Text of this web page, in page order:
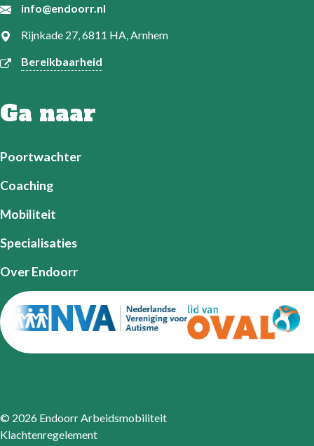
info@endoorr.nl
Rijnkade 27, 6811 HA, Arnhem
Bereikbaarheid
Ga naar
Poortwachter
Coaching
Mobiliteit
Specialisaties
Over Endoorr
© 2026 Endoorr Arbeidsmobiliteit
Klachtenregelement